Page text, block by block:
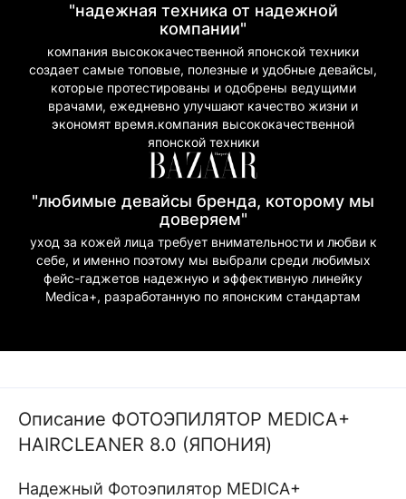
"надежная техника от надежной
компании"
компания высококачественной японской техники
создает самые топовые, полезные и удобные девайсы,
которые протестированы и одобрены ведущими
врачами, ежедневно улучшают качество жизни и
экономят время.компания высококачественной
японской техники
"любимые девайсы бренда, которому мы
доверяем"
уход за кожей лица требует внимательности и любви к
себе, и именно поэтому мы выбрали среди любимых
фейс-гаджетов надежную и эффективную линейку
Medica+, разработанную по японским стандартам
Описание ФОТОЭПИЛЯТОР MEDICA+
HAIRCLEANER 8.0 (ЯПОНИЯ)
Надежный Фотоэпилятор MEDICA+